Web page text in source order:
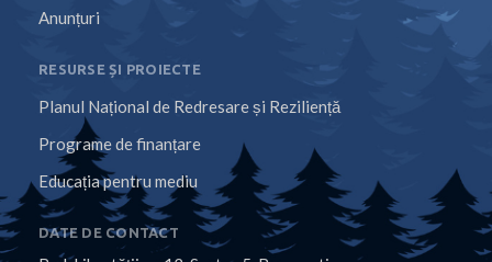
Anunțuri
RESURSE ȘI PROIECTE
Planul Național de Redresare și Reziliență
Programe de finanțare
Educația pentru mediu
DATE DE CONTACT